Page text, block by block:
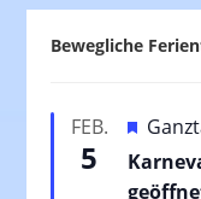
Bewegliche
FEB.
5
H
e
r